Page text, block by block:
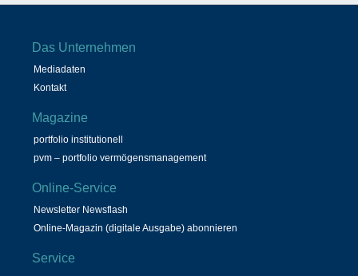
Das Unternehmen
Mediadaten
Kontakt
Magazine
portfolio institutionell
pvm – portfolio vermögensmanagement
Online-Service
Newsletter Newsflash
Online-Magazin (digitale Ausgabe) abonnieren
Service